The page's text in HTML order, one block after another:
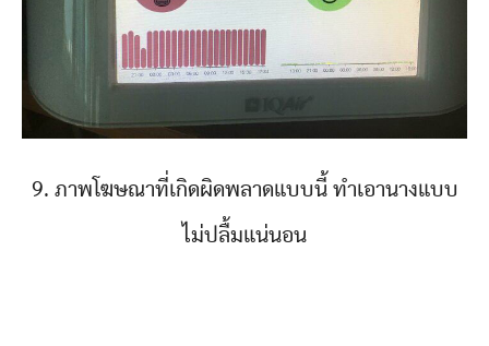
9. ภาพโฆษณาที่เกิดผิดพลาดแบบนี้ ทำเอานางแบบ
ไม่ปลื้มแน่นอน